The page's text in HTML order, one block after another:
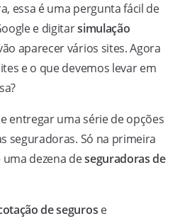
essa é uma pergunta fácil de
e digitarsimulação
aparecer vários sites. Agora
e o que devemos levar em
entregar uma série de opções
seguradoras. Só na primeira
uma dezena deseguradoras de
de seguros e